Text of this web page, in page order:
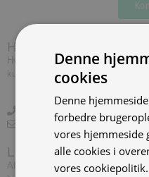
Har du brug for hjælp?
Hvis du har spørgsmål eller har
kundeservice.
+45 97 74 07 33
info@tmp.dk
Levering
Afslut din ordre inden 14.00, og
Denne
cookies
Denne
forbedre
vores hjemmeside
alle cookies i
vores cookiepolitik.